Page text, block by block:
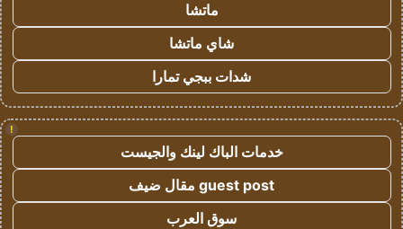
ماتشا
شاي ماتشا
شدات ببجي تمارا
!
خدمات الباك لينك والجيست
guest post مقال ضيف
سوق العرب